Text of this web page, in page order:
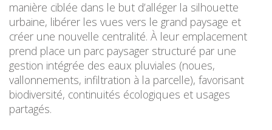
manière ciblée dans le but d’alléger la silhouette
urbaine, libérer les vues vers le grand paysage et
créer une nouvelle centralité. À leur emplacement
prend place un parc paysager structuré par une
gestion intégrée des eaux pluviales (noues,
vallonnements, infiltration à la parcelle), favorisant
biodiversité, continuités écologiques et usages
partagés.